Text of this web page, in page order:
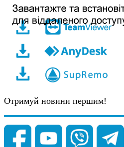
Отримуй новини першим!